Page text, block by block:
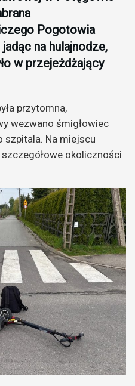
Pogotowia
na hulajnodze,
w przejeżdżający
przytomna,
wezwano śmigłowiec
szpitala. Na miejscu
okoliczności